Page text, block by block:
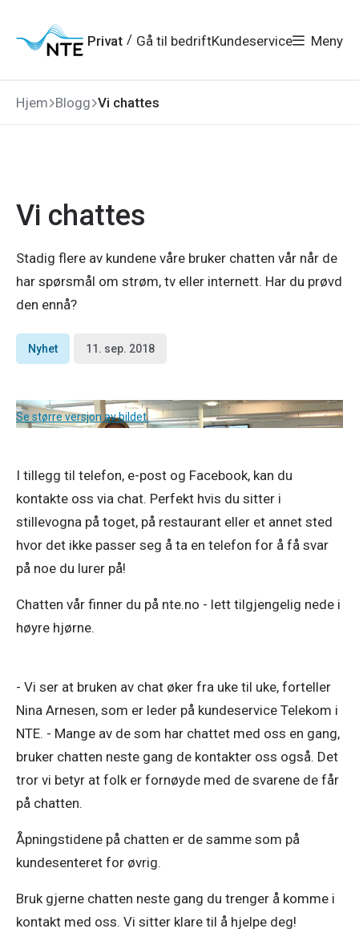
hovedmeny
søk
hovedinnhold
bunnområde
Privat / Gå til bedriftKundeservice Meny
Hjem Blogg Vi chattes
Vi chattes
Stadig flere av kundene våre bruker chatten vår når de
har spørsmål om strøm, tv eller internett. Har du prøvd
den ennå?
Nyhet 11. sep. 2018
Se større versjon av bildet.
I tillegg til telefon, e-post og Facebook, kan du
kontakte oss via chat. Perfekt hvis du sitter i
stillevogna på toget, på restaurant eller et annet sted
hvor det ikke passer seg å ta en telefon for å få svar
på noe du lurer på!
Chatten vår finner du på nte.no - lett tilgjengelig nede i
høyre hjørne.
- Vi ser at bruken av chat øker fra uke til uke, forteller
Nina Arnesen, som er leder på kundeservice Telekom i
NTE. - Mange av de som har chattet med oss en gang,
bruker chatten neste gang de kontakter oss også. Det
tror vi betyr at folk er fornøyde med de svarene de får
på chatten.
Åpningstidene på chatten er de samme som på
kundesenteret for øvrig.
Bruk gjerne chatten neste gang du trenger å komme i
kontakt med oss. Vi sitter klare til å hjelpe deg!